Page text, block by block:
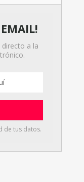
EMAIL!
directo a la
de tus datos.